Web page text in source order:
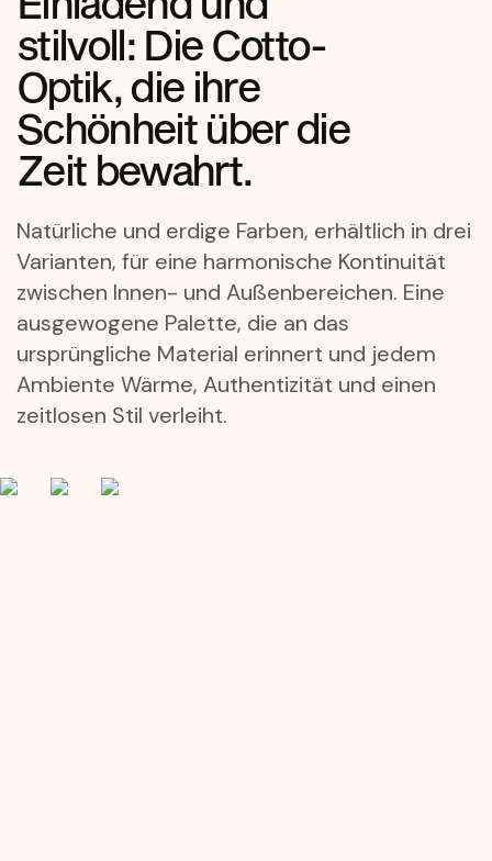
stilvoll: Die Cotto-
Optik, die ihre
Schönheit über die
Zeit bewahrt.
Natürliche und erdige Farben, erhältlich in drei
Varianten, für eine harmonische Kontinuität
zwischen Innen- und Außenbereichen. Eine
ausgewogene Palette, die an das
ursprüngliche Material erinnert und jedem
Ambiente Wärme, Authentizität und einen
zeitlosen Stil verleiht.